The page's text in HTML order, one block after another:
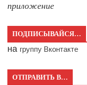
приложение
ПОДПИСЫВАЙСЯ…
на группу Вконтакте
ОТПРАВИТЬ В…